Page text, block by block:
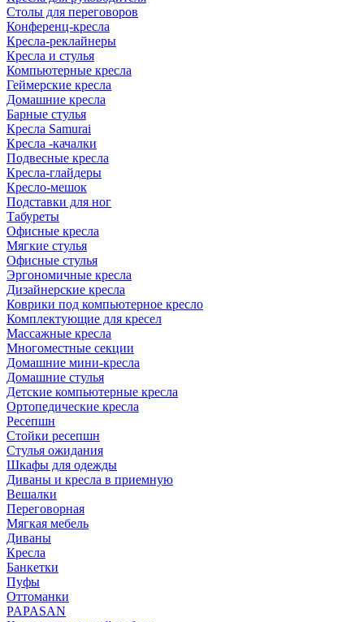
Столы для переговоров
Конференц-кресла
Кресла-реклайнеры
Кресла и стулья
Компьютерные кресла
Геймерские кресла
Домашние кресла
Барные стулья
Кресла Samurai
Кресла -качалки
Подвесные кресла
Кресла-глайдеры
Кресло-мешок
Подставки для ног
Табуреты
Офисные кресла
Мягкие стулья
Офисные стулья
Эргономичные кресла
Дизайнерские кресла
Коврики под компьютерное кресло
Комплектующие для кресел
Массажные кресла
Многоместные секции
Домашние мини-кресла
Домашние стулья
Детские компьютерные кресла
Ортопедические кресла
Ресепшн
Стойки ресепшн
Стулья ожидания
Шкафы для одежды
Диваны и кресла в приемную
Вешалки
Переговорная
Мягкая мебель
Диваны
Кресла
Банкетки
Пуфы
Оттоманки
PAPASAN